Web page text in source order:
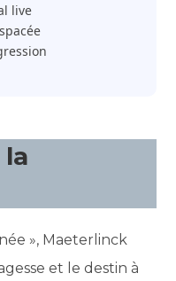
live
la
», Maeterlinck
et le destin à